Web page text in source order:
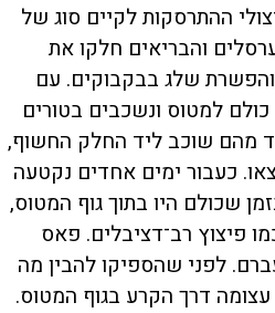
ההתרסקות לקיים סוג של
והבריאים חלקו את
שלג בבקבוקים. עם
למטוס ונשכבים בטורים
מהם שוכב ליד החלק החשוף,
כעבור ימים אחדים נקטעה
שכולם היו בתוך גוף המטוס,
פיצוץ רב־דציבלים. פאס
לפני שהספיקו להבין מה
דרך הקרע בגוף המטוס.